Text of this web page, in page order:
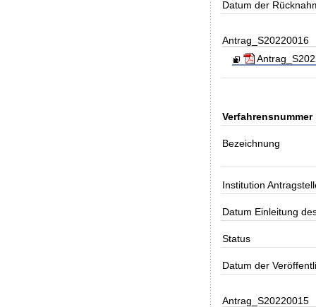
Datum der
Antrag_S20220016
Verfahrensnummer
Bezeichnung
Institution
Datum Einleitung
Status
Datum der
Antrag_S20220015